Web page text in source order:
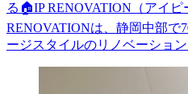
る🏠IP RENOVATION（アイ
RENOVATIONは、静岡中部で
ージスタイルのリノベーショ